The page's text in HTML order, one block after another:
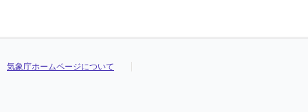
気象庁ホームページについて